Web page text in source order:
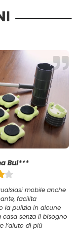
Bul***
mobile anche
facilita
la pulizia in alcune
casa senza il bisogno
l’aiuto di più